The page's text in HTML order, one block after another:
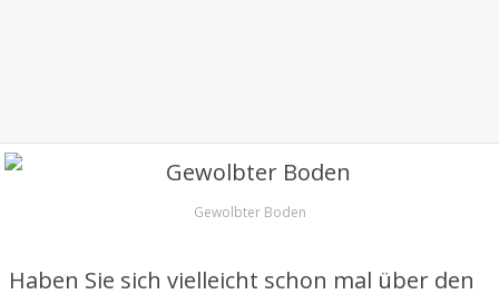
Gewolbter Boden
Haben Sie sich vielleicht schon mal über den